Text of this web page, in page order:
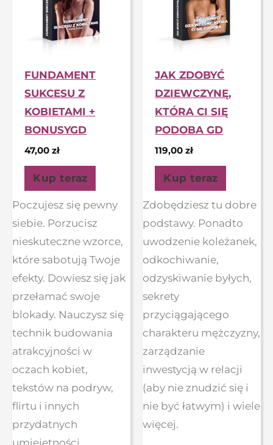
FUNDAMENT
SUKCESU Z
KOBIETAMI +
BONUSYGD
47,00zł
Kup teraz
Poczujesz się pewny
siebie. Porzucisz
nieskuteczne wzorce,
które sabotują Twoje
efekty. Dowiesz się jak
przełamać swoje
blokady. Nauczysz się
technik budowania
atrakcyjności w
oczach kobiet,
tekstów na podryw,
flirtu i innych
przydatnych
JAK ZDOBYĆ
DZIEWCZYNĘ,
KTÓRA CI SIĘ
PODOBA GD
119,00zł
Kup teraz
Zdobędziesz tu dobre
podstawy. Ponadto
uwodzenie koleżanek,
odkochiwanie,
odzyskiwanie byłych,
sekrety
przyciągającego
charakteru mężczyzny,
zarządzanie
inwestycją w relacji
(aby nie znudzić się i
nie być łatwym) i wiele
więcej.